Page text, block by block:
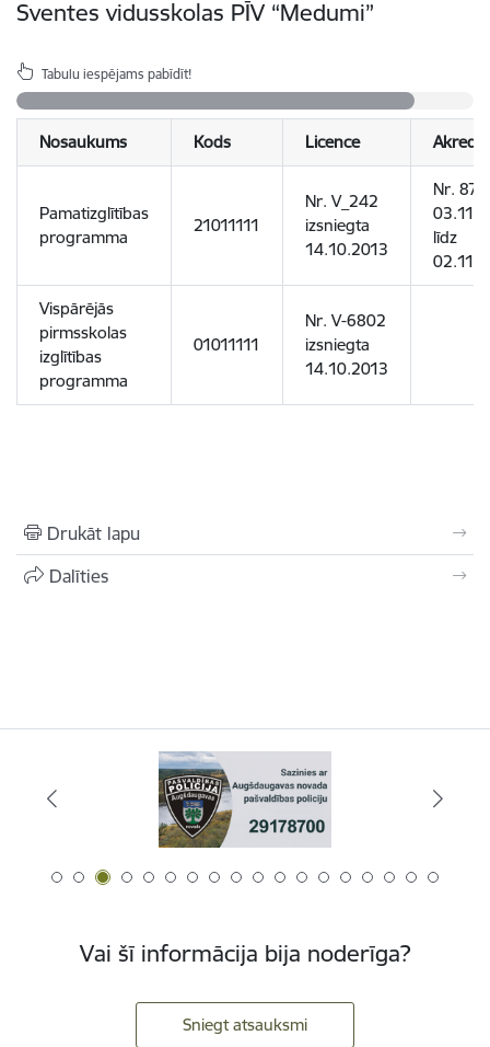
Sventes vidusskolas PĪV “Medumi”
Tabulu iespējams pabīdīt!
Nosaukums Kods Licence
Pamatizglītības
programma
21011111
Nr. V_242
izsniegta
14.10.2013
Nr.
līdz
Vispārējās
pirmsskolas
izglītības
programma
01011111
Nr. V-6802
izsniegta
14.10.2013
Drukāt lapu
Dalīties
Vai šī informācija bija noderīga?
Sniegt atsauksmi